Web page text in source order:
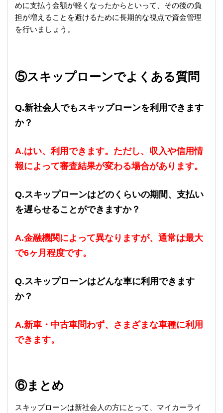
めに支払う金額が軽くなったからといって、その後の負
担が増えることを避けるために長期的な視点で資金管理
を行いましょう。
⑤スキップローンでよくある質問
Q.新社会人でもスキップローンを利用できます
か？
A.はい、利用できます。ただし、収入や信用情
報によって審査結果が変わる場合があります。
Q.スキップローンはどのくらいの期間、支払い
を遅らせることができますか？
A.金融機関によって異なりますが、通常は最大
で6ヶ月程度です。
Q.スキップローンはどんな車に利用できます
か？
A.新車・中古車問わず、さまざまな車種に利用
できます。
⑥まとめ
スキップローンは新社会人の方にとって、マイカーライ